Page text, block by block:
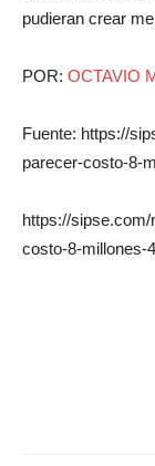
pudieran crear
POR: OCTAVIO
Fuente: https://
parecer-costo-8-
https://
costo-8-millones-